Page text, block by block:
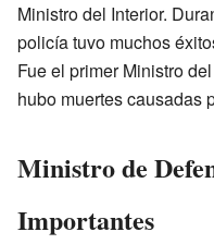
Ministro del Interior.
policía tuvo muchos
Fue el primer Ministro
hubo muertes causadas
Ministro de
Importantes